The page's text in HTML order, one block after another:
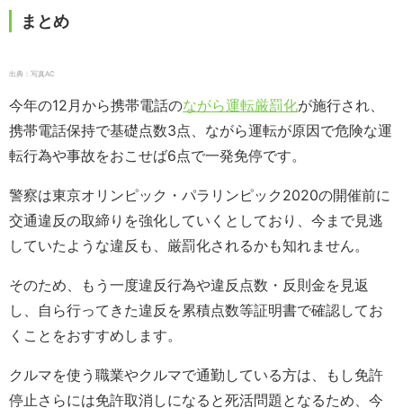
まとめ
出典：写真AC
今年の12月から携帯電話のながら運転厳罰化が施行され、
携帯電話保持で基礎点数3点、ながら運転が原因で危険な運
転行為や事故をおこせば6点で一発免停です。
警察は東京オリンピック・パラリンピック2020の開催前に
交通違反の取締りを強化していくとしており、今まで見逃
していたような違反も、厳罰化されるかも知れません。
そのため、もう一度違反行為や違反点数・反則金を見返
し、自ら行ってきた違反を累積点数等証明書で確認してお
くことをおすすめします。
クルマを使う職業やクルマで通勤している方は、もし免許
停止さらには免許取消しになると死活問題となるため、今